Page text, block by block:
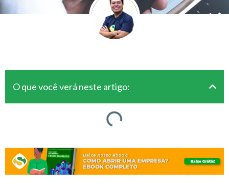
O que você verá neste artigo: